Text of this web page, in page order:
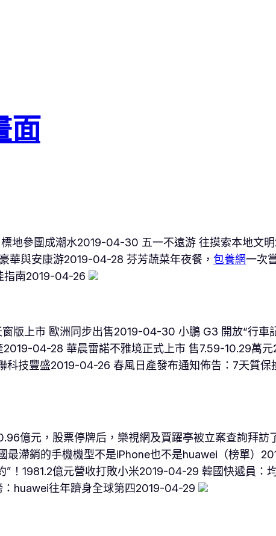
面
地參團成潮水2019-04-30 五一不遠游 往摸索本地文
華與安康游2019-04-28 芬芳蔬菜年夜餐， 包養網一次
指南2019-04-26
上市 歐洲同步出售2019-04-30 小鵬 G3 開放“行車
04-28 華晨雷諾不雅境正式上市 售7.59-10.29萬
技豐盛2019-04-26 春風日產發布通知佈告：7天質保
億元，股票停牌后，樂視網及賈躍亭被立案查詢拜
滯銷的手機機型不是iPhone也不是huawei（榜單）
！1981.2億元營收打敗小米2019-04-29 韓國快遞員：
huawei往年躋身全球第四2019-04-29